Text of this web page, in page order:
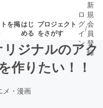
を掲はじ
める
プロジェクト
をさがす
ロジェクト
ロ
グ
イ
ン
/
新
規
会
員
登
録
リジナルのアク
作りたい！！
メ・漫画